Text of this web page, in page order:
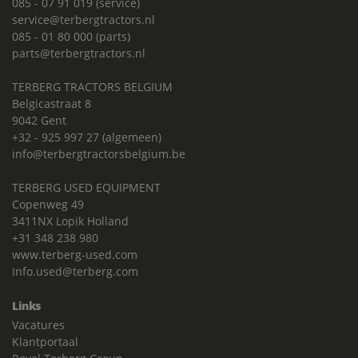
service@terbergtractors.nl
085 - 01 80 000 (parts)
parts@terbergtractors.nl
TERBERG TRACTORS BELGIUM
Belgicastraat 8
9042 Gent
+32 - 925 997 27 (algemeen)
info@terbergtractorsbelgium.be
TERBERG USED EQUIPMENT
Copenweg 49
3411NX Lopik Holland
+31 348 238 980
www.terberg-used.com
Info.used@terberg.com
Links
Vacatures
Klantportaal